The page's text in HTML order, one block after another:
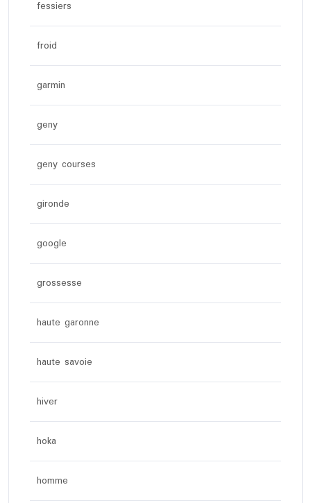
fessiers
froid
garmin
geny
geny courses
gironde
google
grossesse
haute garonne
haute savoie
hiver
hoka
homme